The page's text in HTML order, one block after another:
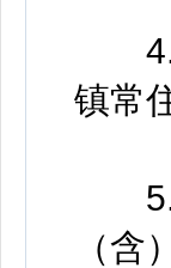
4.
镇常
5.
（